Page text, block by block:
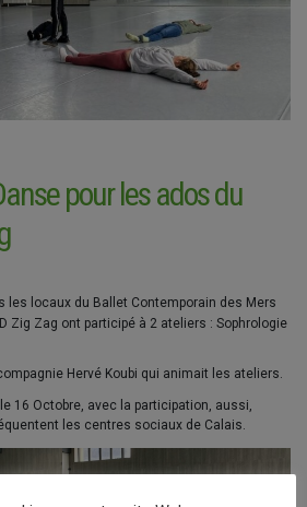
pour les ados du
les locaux du Ballet Contemporain des Mers
Zig Zag ont participé à 2 ateliers : Sophrologie
Hervé Koubi qui animait les ateliers.
16 Octobre, avec la participation, aussi,
les centres sociaux de Calais.